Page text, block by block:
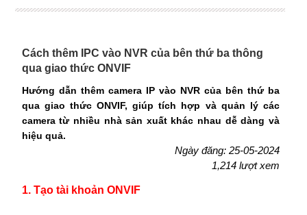
Cách thêm IPC vào NVR của bên thứ ba thông
qua giao thức ONVIF
Hướng dẫn thêm camera IP vào NVR của bên thứ ba
qua giao thức ONVIF, giúp tích hợp và quản lý các
camera từ nhiều nhà sản xuất khác nhau dễ dàng và
hiệu quả.
Ngày đăng: 25-05-2024
1,214 lượt xem
1. Tạo tài khoản ONVIF